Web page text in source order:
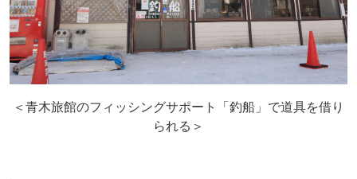
＜青木旅館のフィッシングサポート「釣船」で道具を借り
られる＞